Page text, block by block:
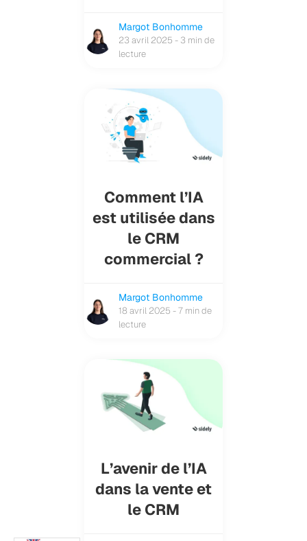
Margot Bonhomme
23 avril 2025 - 3 min de
lecture
Comment l’IA
est utilisée dans
le CRM
commercial ?
Margot Bonhomme
18 avril 2025 - 7 min de
lecture
L’avenir de l’IA
dans la vente et
le CRM